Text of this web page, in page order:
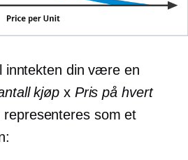
inntekten din være en
kjøp x Pris på hvert
som et